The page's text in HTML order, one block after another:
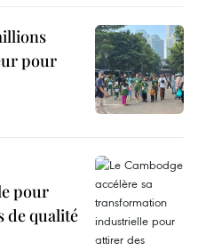
pour
pour
de qualité